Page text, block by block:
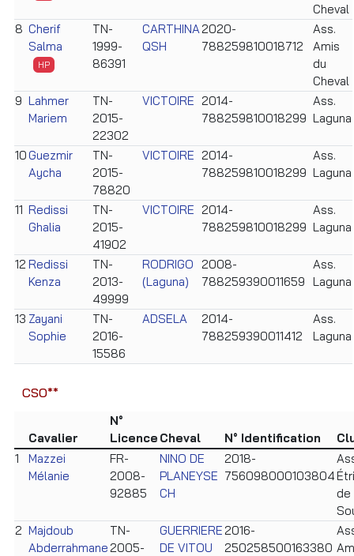
Cheval
8 Cherif
Salma
HP
TN-
1999-
86391
CARTHINA
QSH
2020-
788259810018712
Ass.
Amis
du
Cheval
9 Lahmer
Mariem
TN-
2015-
22302
VICTOIRE 2014-
788259810018299
Ass.
Laguna
10Guezmir
Aycha
TN-
2015-
78820
VICTOIRE 2014-
788259810018299
Ass.
Laguna
11 Redissi
Ghalia
TN-
2015-
41902
VICTOIRE 2014-
788259810018299
Ass.
Laguna
12 Redissi
Kenza
TN-
2013-
49999
RODRIGO
(Laguna)
2008-
788259390011659
Ass.
Laguna
13 Zayani
Sophie
TN-
2016-
15586
ADSELA
2014-
788259390011412
Ass.
Laguna
CSO**
Cavalier
N°
Licence Cheval N° Identification
1
Mazzei
Mélanie
FR-
2008-
92885
NINO DE
PLANEYSE
CH
2018-
756098000103804
de
2 Majdoub
Abderrahmane
TN-
2005-
GUERRIERE
DE VITOU
2016-
250258500163380